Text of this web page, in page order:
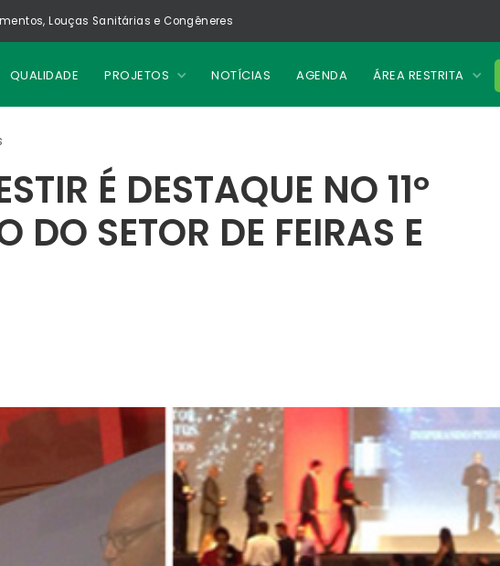
Louças Sanitárias e Congêneres
QUALIDADE PROJETOS NOTÍCIAS AGENDA ÁREA RESTRITA
É DESTAQUE NO 11º
DO SETOR DE FEIRAS E